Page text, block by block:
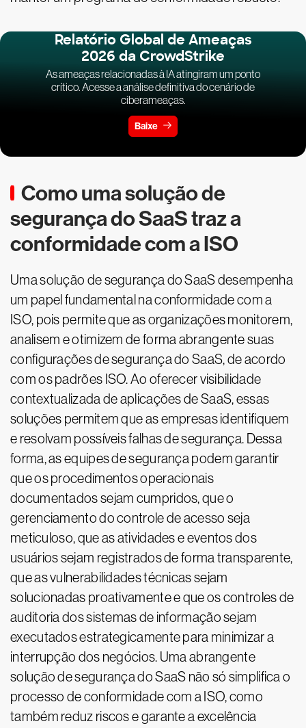
Relatório Global de Ameaças
2026 da CrowdStrike
As ameaças relacionadas à IA atingiram um ponto
crítico. Acesse a análise definitiva do cenário de
ciberameaças.
Baixe
Como uma solução de
segurança do SaaS traz a
conformidade com a ISO
Uma solução de segurança do SaaS desempenha
um papel fundamental na conformidade com a
ISO, pois permite que as organizações monitorem,
analisem e otimizem de forma abrangente suas
configurações de segurança do SaaS, de acordo
com os padrões ISO. Ao oferecer visibilidade
contextualizada de aplicações de SaaS, essas
soluções permitem que as empresas identifiquem
e resolvam possíveis falhas de segurança. Dessa
forma, as equipes de segurança podem garantir
que os procedimentos operacionais
documentados sejam cumpridos, que o
gerenciamento do controle de acesso seja
meticuloso, que as atividades e eventos dos
usuários sejam registrados de forma transparente,
que as vulnerabilidades técnicas sejam
solucionadas proativamente e que os controles de
auditoria dos sistemas de informação sejam
executados estrategicamente para minimizar a
interrupção dos negócios. Uma abrangente
solução de segurança do SaaS não só simplifica o
processo de conformidade com a ISO, como
também reduz riscos e garante a excelência